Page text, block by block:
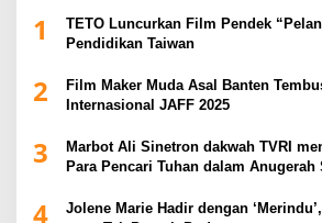
1
TETO Luncurkan Film Pendek
Pendidikan Taiwan
2
Film Maker Muda Asal Banten
Internasional JAFF 2025
3
Marbot Ali Sinetron dakwah TVRI
Para Pencari Tuhan dalam Anugerah Syiar Ramadhan
4
Jolene Marie Hadir dengan